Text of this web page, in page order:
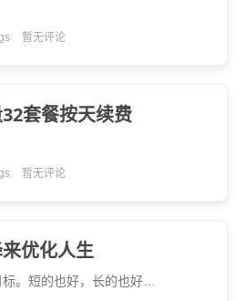
暂无评论
套餐按天续费
暂无评论
优化人生
。短的也好，长的也好…